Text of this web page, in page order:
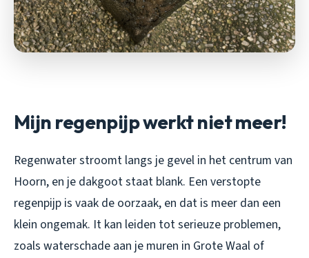
Mijn regenpijp werkt niet meer!
Regenwater stroomt langs je gevel in het centrum van
Hoorn, en je dakgoot staat blank. Een verstopte
regenpijp is vaak de oorzaak, en dat is meer dan een
klein ongemak. It kan leiden tot serieuze problemen,
zoals waterschade aan je muren in Grote Waal of